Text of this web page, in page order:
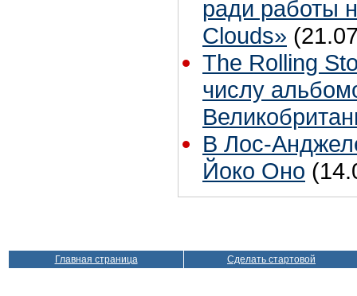
ради работы
Clouds»
The Rolling
числу
В Лос-
Йоко Оно
Главная страница Сделать стартовой